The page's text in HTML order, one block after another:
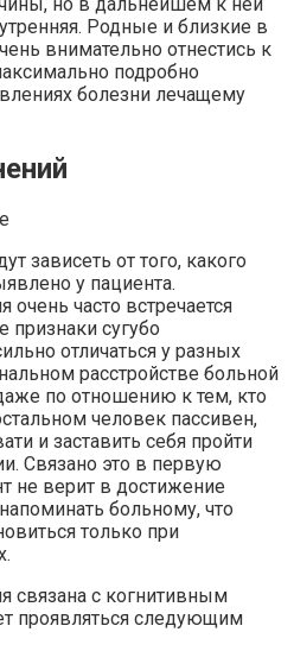
Родные и близкие в
внимательно отнестись к
подробно
болезни лечащему
зависеть от того, какого
у пациента.
очень часто встречается
признаки сугубо
отличаться у разных
расстройстве больной
по отношению к тем, кто
человек пассивен,
и заставить себя пройти
Связано это в первую
не верит в достижение
больному, что
только при
связана с когнитивным
проявляться следующим